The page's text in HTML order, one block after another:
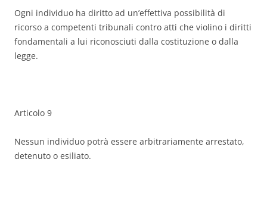
Ogni individuo ha diritto ad un’effettiva possibilità di
ricorso a competenti tribunali contro atti che violino i diritti
fondamentali a lui riconosciuti dalla costituzione o dalla
legge.
Articolo 9
Nessun individuo potrà essere arbitrariamente arrestato,
detenuto o esiliato.